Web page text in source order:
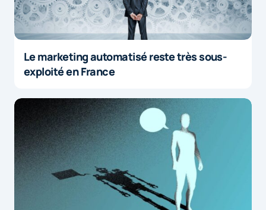
Le marketing automatisé reste très sous-
exploité en France